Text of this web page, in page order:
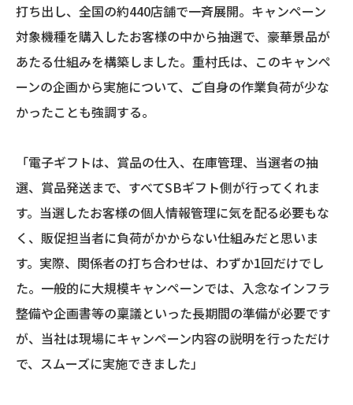
打ち出し、全国の約440店舗で一斉展開。キャンペーン
対象機種を購入したお客様の中から抽選で、豪華景品が
あたる仕組みを構築しました。重村氏は、このキャンペ
ーンの企画から実施について、ご自身の作業負荷が少な
かったことも強調する。
「電子ギフトは、賞品の仕入、在庫管理、当選者の抽
選、賞品発送まで、すべてSBギフト側が行ってくれま
す。当選したお客様の個人情報管理に気を配る必要もな
く、販促担当者に負荷がかからない仕組みだと思いま
す。実際、関係者の打ち合わせは、わずか1回だけでし
た。一般的に大規模キャンペーンでは、入念なインフラ
整備や企画書等の稟議といった長期間の準備が必要です
が、当社は現場にキャンペーン内容の説明を行っただけ
で、スムーズに実施できました」